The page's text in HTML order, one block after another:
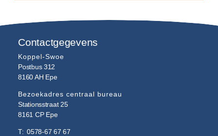
Contactgegevens
Koppel-Swoe
Postbus 312
8160 AH Epe
Bezoekadres centraal bureau
Stationsstraat 25
8161 CP Epe
T:0578-67 67 67